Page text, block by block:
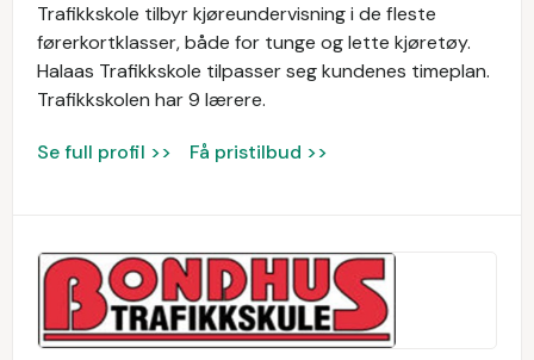
Trafikkskole tilbyr kjøreundervisning i de fleste
førerkortklasser, både for tunge og lette kjøretøy.
Halaas Trafikkskole tilpasser seg kundenes timeplan.
Trafikkskolen har 9 lærere.
Se full profil >> Få pristilbud >>